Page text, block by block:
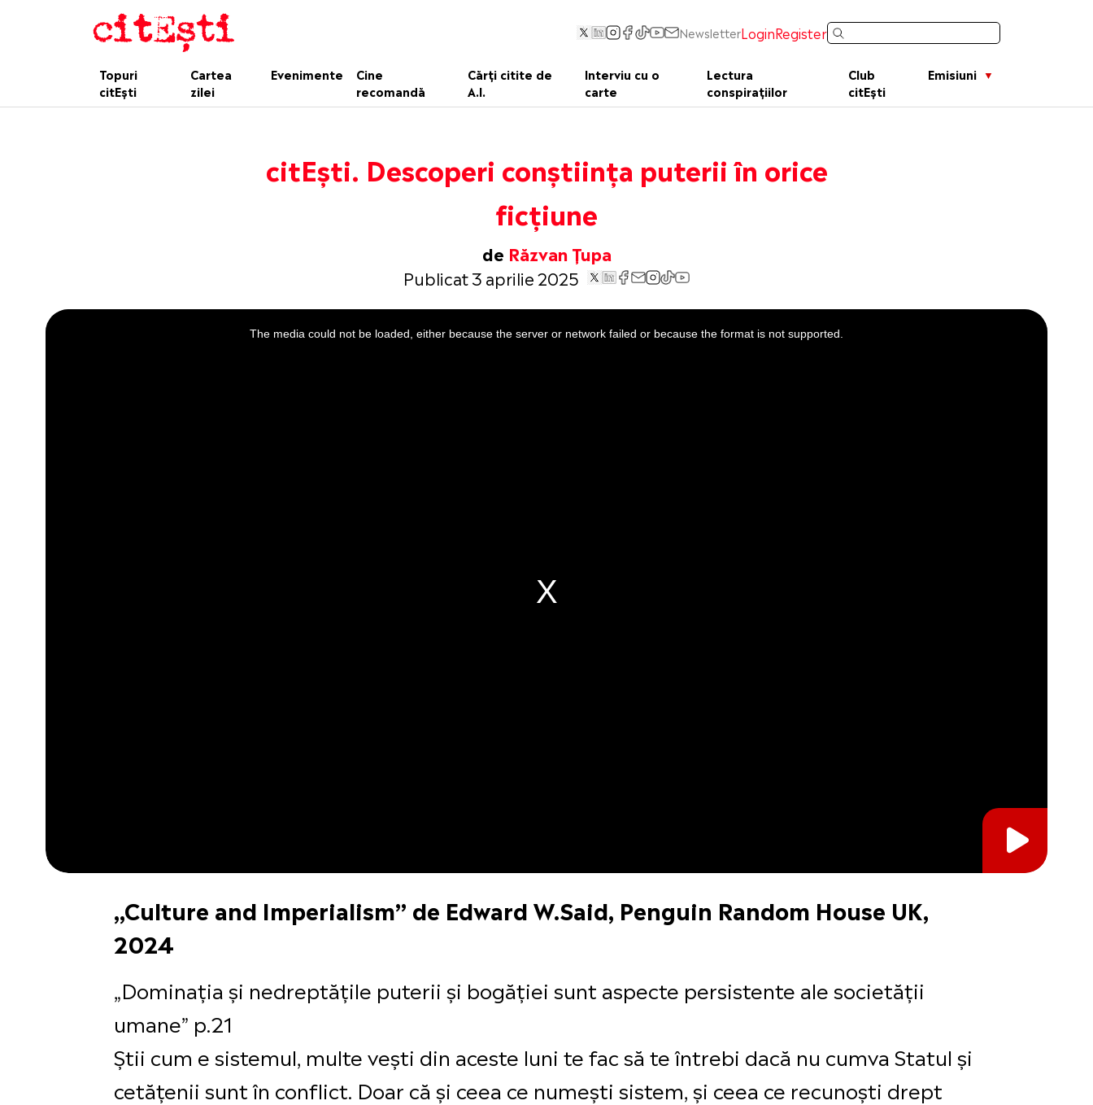
NewsletterLoginRegister
Topuri
citEști
Cartea
zilei
Evenimente
Cine
recomandă
Cărți citite de
A.I.
Interviu cu o
carte
Lectura
conspirațiilor
Club
citEști
Emisiuni
citEști. Descoperi conștiința puterii în orice
ficțiune
de Răzvan Țupa
Publicat 3 aprilie 2025
This
is
a
The media could not be loaded, either because the server or network failed or because the format is not supported.
„Culture and Imperialism” de Edward W.Said, Penguin Random House UK,
2024
„Dominația și nedreptățile puterii și bogăției sunt aspecte persistente ale societății
umane” p.21
Știi cum e sistemul, multe vești din aceste luni te fac să te întrebi dacă nu cumva Statul și
cetățenii sunt în conflict. Doar că și ceea ce numești sistem, și ceea ce recunoști drept